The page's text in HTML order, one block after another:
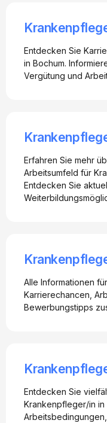
Entdecken Sie
in Bochum.
Vergütung und
Erfahren Sie mehr
Arbeitsumfeld für
Entdecken Sie
Alle Informationen
Karrierechancen,
Bewerbungstipps
Entdecken Sie
Krankenpfleger/in in